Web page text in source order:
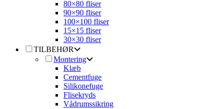
80×80 fliser
90×90 fliser
100×100 fliser
15×15 fliser
30×30 fliser
TILBEHØR
Montering
Klæb
Cementfuge
Silikonefuge
Flisekryds
Vådrumssikring